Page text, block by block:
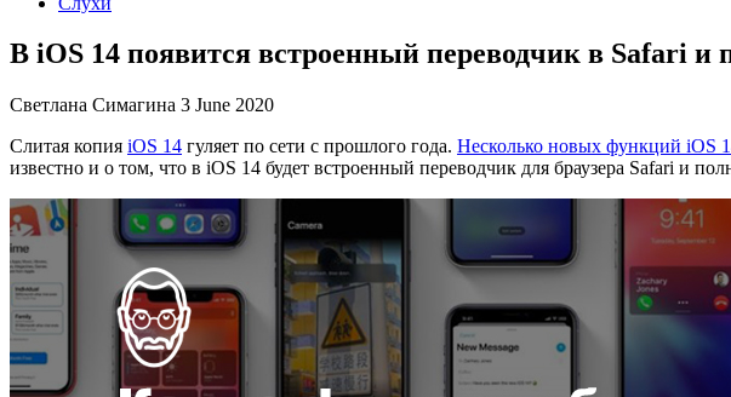
В iOS 14 появится встроенный переводчик в Safari и
Светлана Симагина 3 June 2020
Слитая копия iOS 14 гуляет по сети с прошлого года. Несколько новых функций iOS
известно и о том, что в iOS 14 будет встроенный переводчик для браузера Safari и